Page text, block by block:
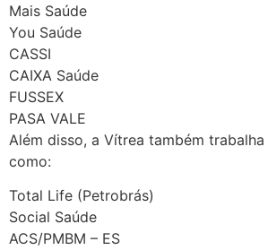
Mais Saúde
You Saúde
CASSI
CAIXA Saúde
FUSSEX
PASA VALE
Além disso, a Vítrea também
como:
Total Life (Petrobrás)
Social Saúde
ACS/PMBM – ES